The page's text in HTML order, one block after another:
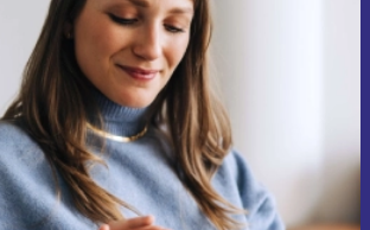
Zapisz się na nasz newsletter!
Nie przegap żadnej oferty.
Zarejestruj się